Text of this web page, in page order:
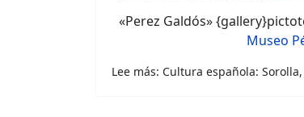
«Perez Galdós»
Museo
Lee más: Cultura española: